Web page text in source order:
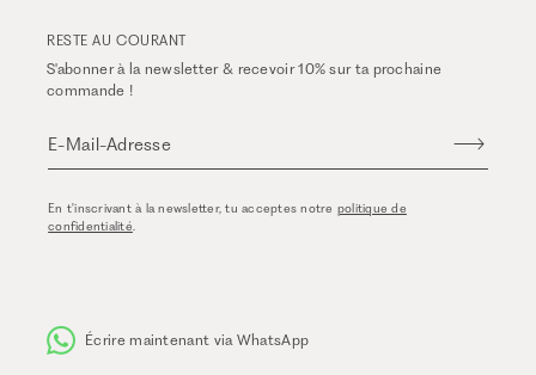
RESTE AU COURANT
S'abonner à la newsletter & recevoir 10% sur ta prochaine
commande !
E-Mail-Adresse
En t'inscrivant à la newsletter, tu acceptes notre politique de
confidentialité.
Écrire maintenant via WhatsApp